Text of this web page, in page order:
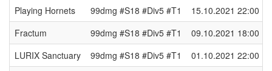
Playing Hornets
99dmg #S18 #Div5 #T1 15.10.2021 22:00
Fractum
99dmg #S18 #Div5 #T1 09.10.2021 18:00
LURIX Sanctuary
99dmg #S18 #Div5 #T1 01.10.2021 22:00